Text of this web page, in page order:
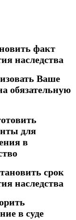
факт
наследства
Ваше
обязательную
для
в
срок
наследства
в суде